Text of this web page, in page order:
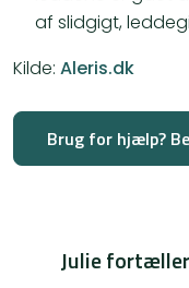
af slidgigt,
Kilde: Aleris.dk
Brug for hjælp?
Julie